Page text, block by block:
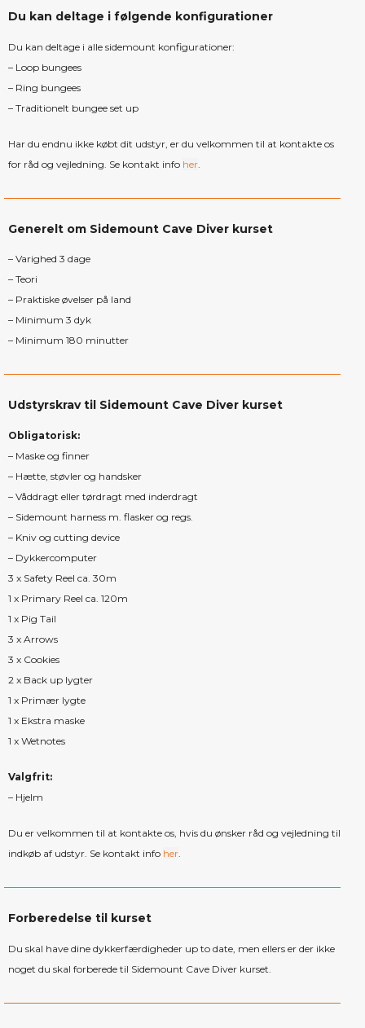
Du kan deltage i følgende konfigurationer
Du kan deltage i alle sidemount konfigurationer:
– Loop bungees
– Ring bungees
– Traditionelt bungee set up
Har du endnu ikke købt dit udstyr, er du velkommen til at kontakte os
for råd og vejledning. Se kontakt info her
Generelt om Sidemount Cave Diver kurset
– Varighed 3 dage
– Teori
– Praktiske øvelser på land
– Minimum 3 dyk
– Minimum 180 minutter
Udstyrskrav til Sidemount Cave Diver kurset
Obligatorisk:
– Maske og finner
– Hætte, støvler og handsker
– Våddragt eller tørdragt med inderdragt
– Sidemount harness m. flasker og regs.
– Kniv og cutting device
– Dykkercomputer
3 x Safety Reel ca. 30m
1 x Primary Reel ca. 120m
1 x Pig Tail
3 x Arrows
3 x Cookies
2 x Back up lygter
1 x Primær lygte
1 x Ekstra maske
1 x Wetnotes
Valgfrit:
– Hjelm
Du er velkommen til at kontakte os, hvis du ønsker råd og vejledning til
indkøb af udstyr. Se kontakt info her.
Forberedelse til kurset
Du skal have dine dykkerfærdigheder up to date, men ellers er der ikke
noget du skal forberede til Sidemount Cave Diver kurset.